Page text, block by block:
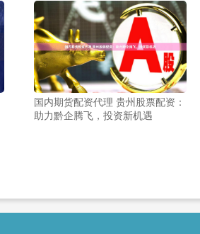
国内期货配资代理 贵州股票配资：
助力黔企腾飞，投资新机遇